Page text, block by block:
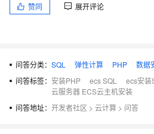
赞同 展开评论
问答分类： SQL 弹性计算 PHP 数据
问答标签： 安装PHP ecs SQL ecs安装
云服务器 ECS云主机安装
问答地址： 开发者社区 > 云计算 > 问答